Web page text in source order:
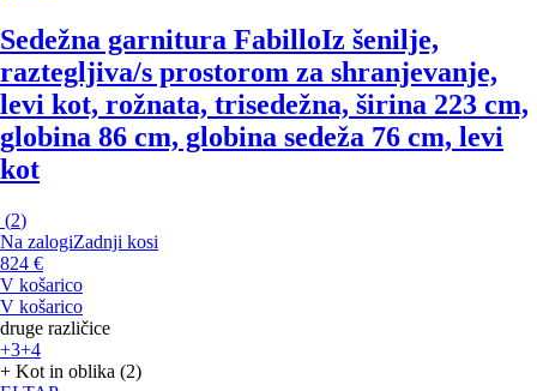
Sedežna garnitura FabilloIz šenilje,
raztegljiva/s prostorom za shranjevanje,
levi kot, rožnata, trisedežna, širina 223 cm,
globina 86 cm, globina sedeža 76 cm, levi
kot
(2)
Na zalogiZadnji kosi
824 €
V košarico
V košarico
druge različice
+3+4
+ Kot in oblika (2)